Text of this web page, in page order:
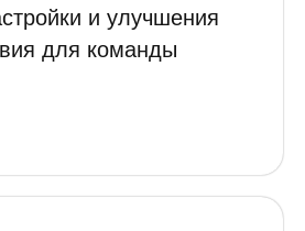
и улучшения
для команды